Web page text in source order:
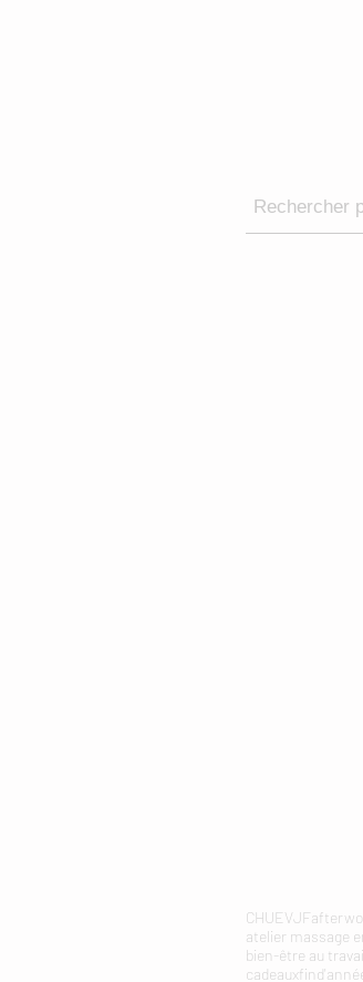
Rechercher
CHUEVJF
atelier massage
bien-être au